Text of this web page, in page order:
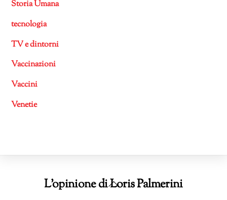
Storia Umana
tecnologia
TV e dintorni
Vaccinazioni
Vaccini
Venetie
Back
L'opinione di Loris Palmerini